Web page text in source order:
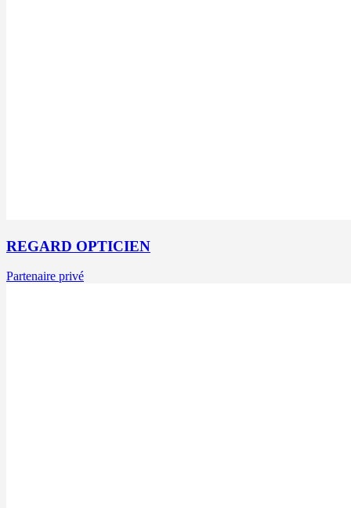
REGARD OPTICIEN
Partenaire privé